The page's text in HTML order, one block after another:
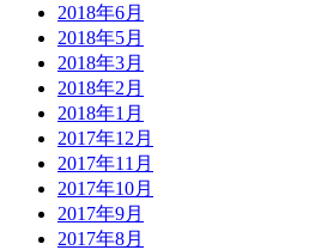
2018年6月
2018年5月
2018年3月
2018年2月
2018年1月
2017年12月
2017年11月
2017年10月
2017年9月
2017年8月